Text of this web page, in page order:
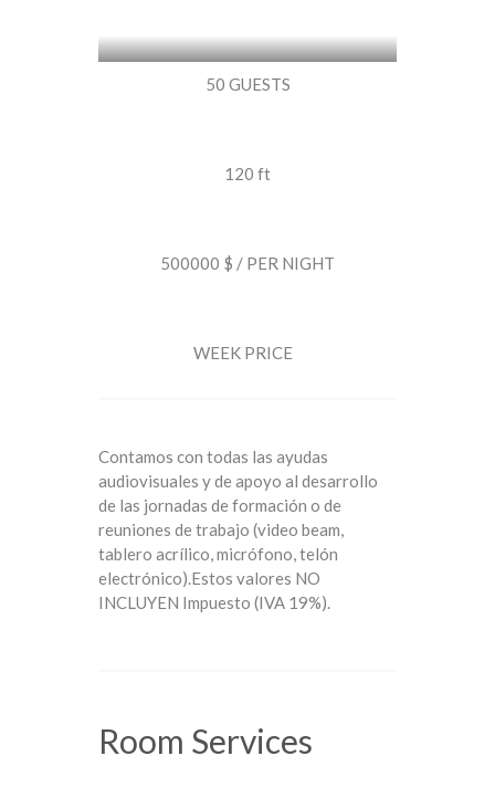
50 GUESTS
120 ft
500000 $ / PER NIGHT
WEEK PRICE
Contamos con todas las ayudas
audiovisuales y de apoyo al desarrollo
de las jornadas de formación o de
reuniones de trabajo (video beam,
tablero acrílico, micrófono, telón
electrónico).Estos valores NO
INCLUYEN Impuesto (IVA 19%).
Room Services